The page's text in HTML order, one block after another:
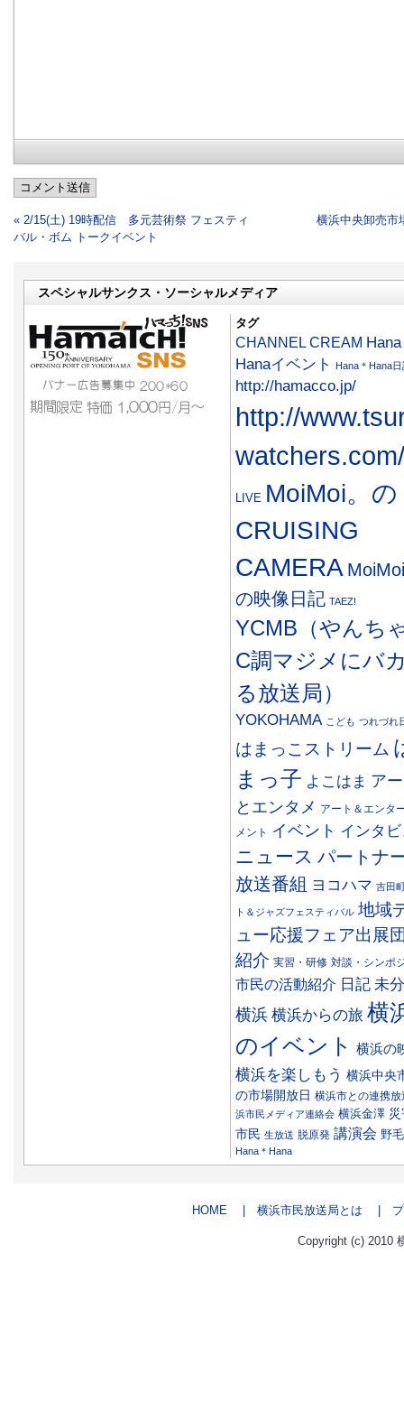
コメント送信
« 2/15(土) 19時配信 多元芸術祭 フェスティ
バル・ボム トークイベント
横浜中央卸売市
スペシャルサンクス・ソーシャルメディア
タグ
CHANNEL CREAM
Hanaイベント
Hana＊Hana日
http://hamacco.jp/
http://
watchers.com/
LIVE MoiMoi。の
CRUISING
CAMERA
の映像日記 TAEZ!
YCMB（やんち
C調マジメにバ
る放送局）
YOKOHAMA こども つれづれ
はまっこストリーム
まっ子 よこはま ア
とエンタメ アート＆エンタ
メント
イベント インタ
ニュース パートナ
放送番組 ヨコハマ 吉田
ト＆ジャズフェスティバル 地域
ュー応援フェア出展
紹介 実習・研修 対談・シンポ
市民の活動紹介 日記 未
横浜 横浜からの旅 横
のイベント
横浜の
横浜を楽しもう 横浜中央
の市場開放日 横浜市との連携放
浜市民メディア連絡会 横浜金澤
市民 生放送 脱原発 講演会 野毛
Hana＊Hana
HOME | 横浜市民放送局とは | プ
Copyright (c) 2010